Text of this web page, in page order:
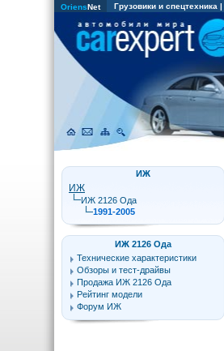
OriensNet Грузовики и спецтехника |
ИЖ
ИЖ
ИЖ 2126 Ода
1991-2005
ИЖ 2126 Ода
Технические характеристики
Обзоры и тест-драйвы
Продажа ИЖ 2126 Ода
Рейтинг модели
Форум ИЖ